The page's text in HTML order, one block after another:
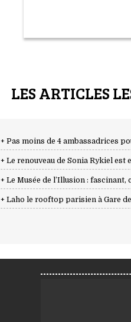
LES ARTICLES
+ Pas moins de 4 ambassadrices
+ Le renouveau de Sonia Rykiel est
+ Le Musée de l’Illusion : fascinant,
+ Laho le rooftop parisien à Gare de